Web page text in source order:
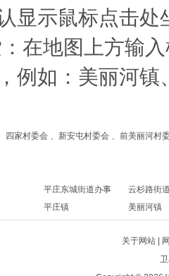
显示鼠标点击处
在地图上方输
例如：美丽河
四家村委会 、新安屯村委会 、前美丽河村
平庄东城街道办事
处
云杉路街
平庄镇 美丽河镇
关于网站 |